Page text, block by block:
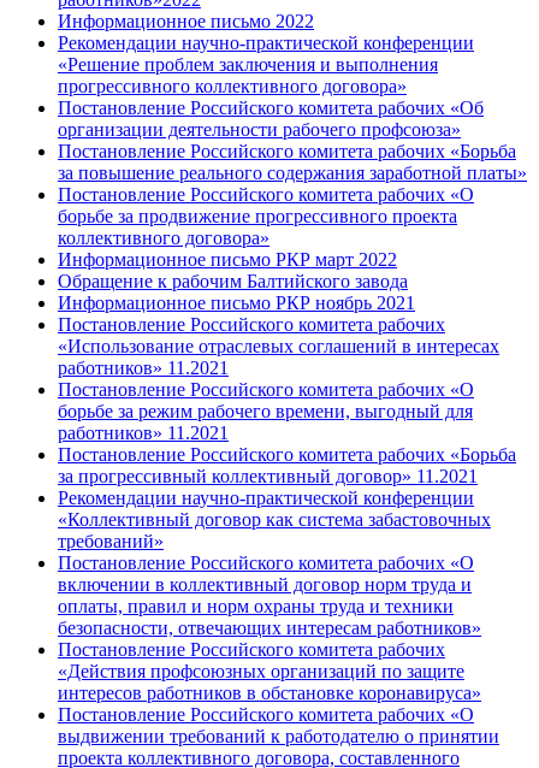
Информационное письмо 2022
Рекомендации научно-практической конференции
«Решение проблем заключения и выполнения
прогрессивного коллективного договора»
Постановление Российского комитета рабочих «Об
организации деятельности рабочего профсоюза»
Постановление Российского комитета рабочих «Борьба
за повышение реального содержания заработной платы»
Постановление Российского комитета рабочих «О
борьбе за продвижение прогрессивного проекта
коллективного договора»
Информационное письмо РКР март 2022
Обращение к рабочим Балтийского завода
Информационное письмо РКР ноябрь 2021
Постановление Российского комитета рабочих
«Использование отраслевых соглашений в интересах
работников» 11.2021
Постановление Российского комитета рабочих «О
борьбе за режим рабочего времени, выгодный для
работников» 11.2021
Постановление Российского комитета рабочих «Борьба
за прогрессивный коллективный договор» 11.2021
Рекомендации научно-практической конференции
«Коллективный договор как система забастовочных
требований»
Постановление Российского комитета рабочих «О
включении в коллективный договор норм труда и
оплаты, правил и норм охраны труда и техники
безопасности, отвечающих интересам работников»
Постановление Российского комитета рабочих
«Действия профсоюзных организаций по защите
интересов работников в обстановке коронавируса»
Постановление Российского комитета рабочих «О
выдвижении требований к работодателю о принятии
проекта коллективного договора, составленного